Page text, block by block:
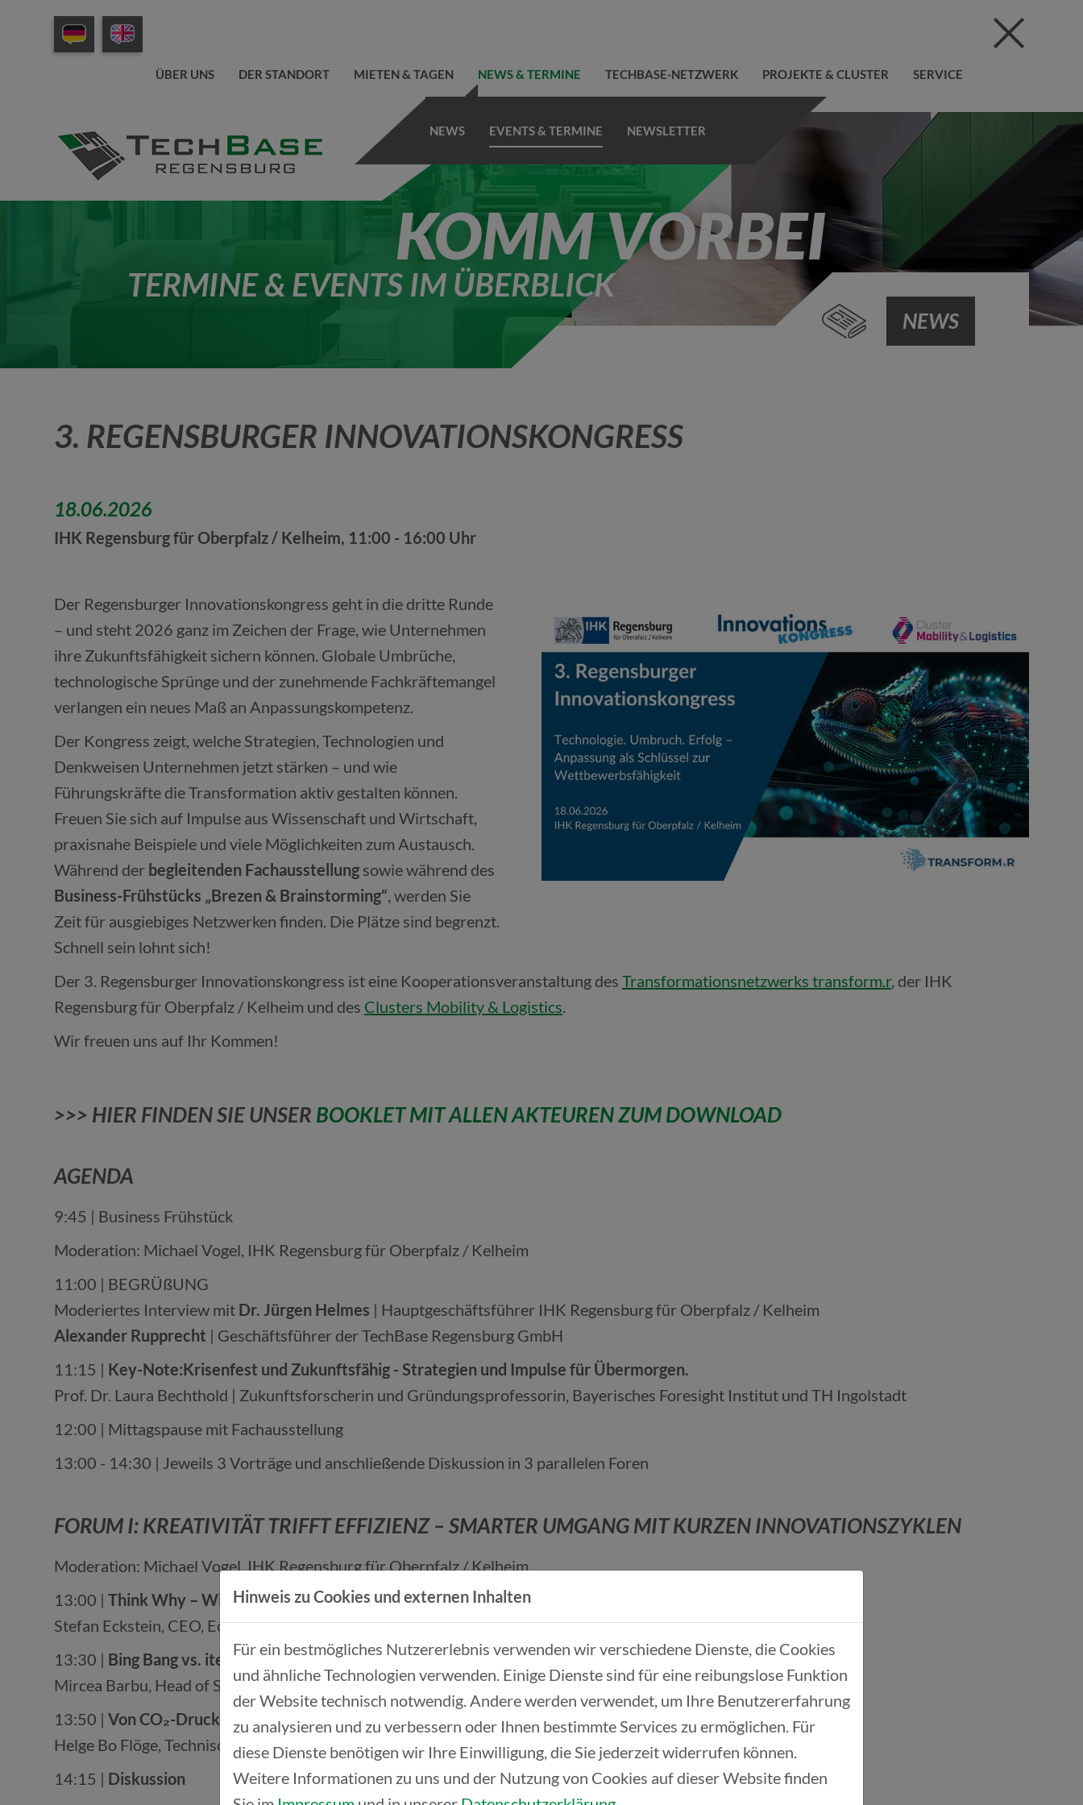
ÜBER UNS DER STANDORT MIETEN & TAGEN NEWS & TERMINE
NEWS EVENTS & TERMINE NEWSLETTER
TECHBASE-NETZWERK PROJEKTE & CLUSTER SERVICE
KOMM VORBEI
TERMINE & EVENTS IM ÜBERBLICK
NEWS
3. REGENSBURGER INNOVATIONSKONGRESS
18.06.2026
IHK Regensburg für Oberpfalz / Kelheim, 11:00 - 16:00 Uhr
Der Regensburger Innovationskongress geht in die dritte Runde
– und steht 2026 ganz im Zeichen der Frage, wie Unternehmen
ihre Zukunftsfähigkeit sichern können. Globale Umbrüche,
technologische Sprünge und der zunehmende Fachkräftemangel
verlangen ein neues Maß an Anpassungskompetenz.
Der Kongress zeigt, welche Strategien, Technologien und
Denkweisen Unternehmen jetzt stärken – und wie
Führungskräfte die Transformation aktiv gestalten können.
Freuen Sie sich auf Impulse aus Wissenschaft und Wirtschaft,
praxisnahe Beispiele und viele Möglichkeiten zum Austausch.
Während der begleitenden Fachausstellung sowie während des
Business-Frühstücks „Brezen & Brainstorming“, werden Sie
Zeit für ausgiebiges Netzwerken finden. Die Plätze sind begrenzt.
Schnell sein lohnt sich!
Der 3. Regensburger Innovationskongress ist eine Kooperationsveranstaltung desTransformationsnetzwerks transform.r, der IHK
Regensburg für Oberpfalz / Kelheim und des Clusters Mobility & Logistics.
Wir freuen uns auf Ihr Kommen!
>>> HIER FINDEN SIE UNSER BOOKLET MIT ALLEN AKTEUREN ZUM DOWNLOAD
AGENDA
9:45 | Business Frühstück
Moderation: Michael Vogel, IHK Regensburg für Oberpfalz / Kelheim
11:00 | BEGRÜßUNG
Moderiertes Interview mit Dr. Jürgen Helmes | Hauptgeschäftsführer IHK Regensburg für Oberpfalz / Kelheim
Alexander Rupprecht | Geschäftsführer der TechBase Regensburg GmbH
11:15 | Key-Note:Krisenfest und Zukunftsfähig - Strategien und Impulse für Übermorgen.
Prof. Dr. Laura Bechthold | Zukunftsforscherin und Gründungsprofessorin, Bayerisches Foresight Institut und TH Ingolstadt
12:00 | Mittagspause mit Fachausstellung
13:00 - 14:30 | Jeweils 3 Vorträge und anschließende Diskussion in 3 parallelen Foren
FORUM I: KREATIVITÄT TRIFFT EFFIZIENZ – SMARTER UMGANG MIT KURZEN INNOVATIONSZYKLEN
Moderation: Michael Vogel, IHK Regensburg für Oberpfalz / Kelheim
13:00 |Think Why – Wie Industrial Design Innovation lebendig macht
Stefan Eckstein, CEO, Eckstein Design und Partner
13:30 | Bing Bang vs. iterative Transformation - Entscheiden unter Druck
Mircea Barbu, Head of Systems Engineering, BSH Hausgeräte GmbH
13:50 |Von CO₂-Druck zum Wettbewerbsvorteil: Systemwechsel im Bau
Helge Bo Flöge, Technischer Direktor, GLAPOR Werk Mitterteich GmbH
14:15 | Diskussion
Hinweis zu Cookies und externen Inhalten
Für ein bestmögliches Nutzererlebnis verwenden wir verschiedene Dienste, die Cookies
und ähnliche Technologien verwenden. Einige Dienste sind für eine reibungslose Funktion
der Website technisch notwendig. Andere werden verwendet, um Ihre Benutzererfahrung
zu analysieren und zu verbessern oder Ihnen bestimmte Services zu ermöglichen. Für
diese Dienste benötigen wir Ihre Einwilligung, die Sie jederzeit widerrufen können.
Weitere Informationen zu uns und der Nutzung von Cookies auf dieser Website finden